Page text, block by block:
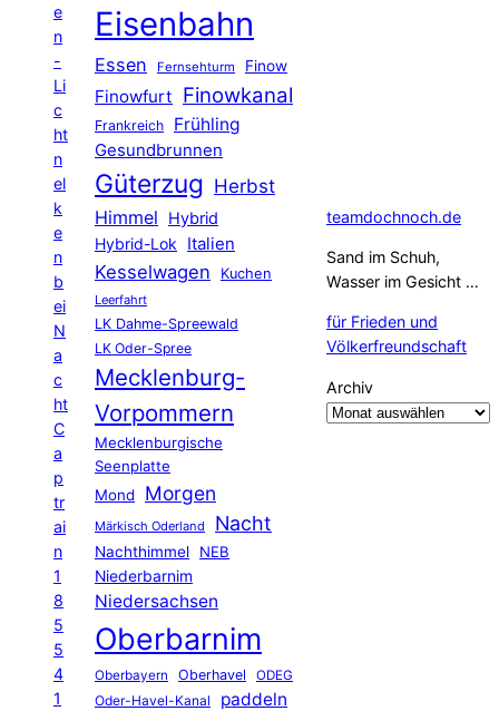
e
n
-
Li
c
ht
n
el
k
e
n
b
ei
N
a
c
ht
C
a
p
tr
ai
n
1
8
5
5
4
1
Eisenbahn
Essen Fernsehturm Finow
Finowfurt Finowkanal
Frankreich Frühling
Gesundbrunnen
Güterzug Herbst
Himmel
Hybrid
Hybrid-Lok Italien
Kesselwagen Kuchen
Leerfahrt
LK Dahme-Spreewald
LK Oder-Spree
Mecklenburg-
Vorpommern
Mecklenburgische
Seenplatte
Mond
Morgen
Märkisch Oderland Nacht
Nachthimmel
NEB
Niederbarnim
Niedersachsen
Oberbarnim
Oberbayern Oberhavel ODEG
Oder-Havel-Kanal paddeln
teamdochnoch.de
Sand im Schuh,
Wasser im Gesicht …
für Frieden und
Völkerfreundschaft
Archiv